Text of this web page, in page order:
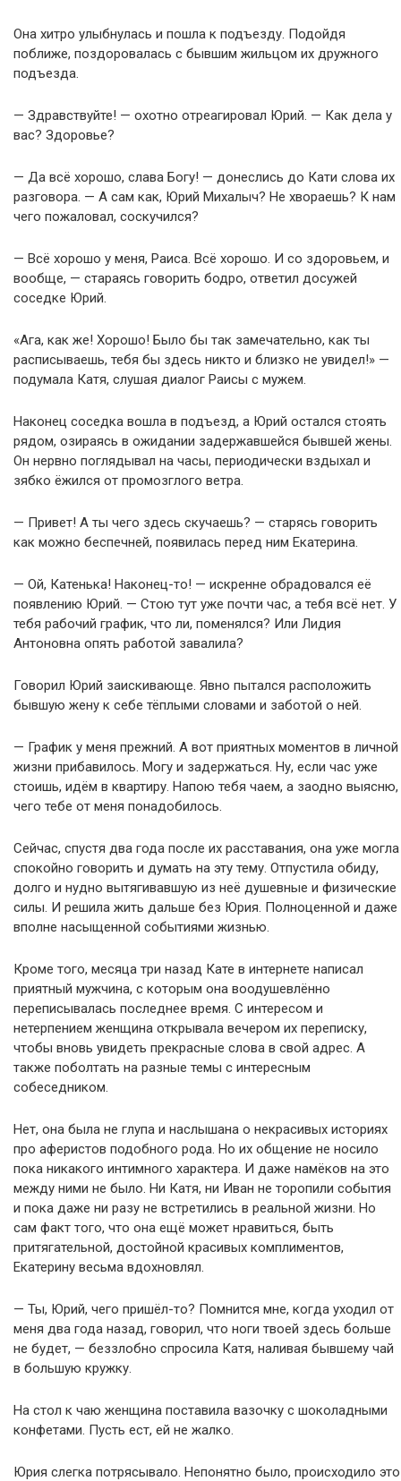
Она хитро улыбнулась и пошла к подъезду. Подойдя
поближе, поздоровалась с бывшим жильцом их дружного
подъезда.
— Здравствуйте! — охотно отреагировал Юрий. — Как дела у
вас? Здоровье?
— Да всё хорошо, слава Богу! — донеслись до Кати слова их
разговора. — А сам как, Юрий Михалыч? Не хвораешь? К нам
чего пожаловал, соскучился?
— Всё хорошо у меня, Раиса. Всё хорошо. И со здоровьем, и
вообще, — стараясь говорить бодро, ответил досужей
соседке Юрий.
«Ага, как же! Хорошо! Было бы так замечательно, как ты
расписываешь, тебя бы здесь никто и близко не увидел!» —
подумала Катя, слушая диалог Раисы с мужем.
Наконец соседка вошла в подъезд, а Юрий остался стоять
рядом, озираясь в ожидании задержавшейся бывшей жены.
Он нервно поглядывал на часы, периодически вздыхал и
зябко ёжился от промозглого ветра.
— Привет! А ты чего здесь скучаешь? — старясь говорить
как можно беспечней, появилась перед ним Екатерина.
— Ой, Катенька! Наконец-то! — искренне обрадовался её
появлению Юрий. — Стою тут уже почти час, а тебя всё нет. У
тебя рабочий график, что ли, поменялся? Или Лидия
Антоновна опять работой завалила?
Говорил Юрий заискивающе. Явно пытался расположить
бывшую жену к себе тёплыми словами и заботой о ней.
— График у меня прежний. А вот приятных моментов в личной
жизни прибавилось. Могу и задержаться. Ну, если час уже
стоишь, идём в квартиру. Напою тебя чаем, а заодно выясню,
чего тебе от меня понадобилось.
Сейчас, спустя два года после их расставания, она уже могла
спокойно говорить и думать на эту тему. Отпустила обиду,
долго и нудно вытягивавшую из неё душевные и физические
силы. И решила жить дальше без Юрия. Полноценной и даже
вполне насыщенной событиями жизнью.
Кроме того, месяца три назад Кате в интернете написал
приятный мужчина, с которым она воодушевлённо
переписывалась последнее время. С интересом и
нетерпением женщина открывала вечером их переписку,
чтобы вновь увидеть прекрасные слова в свой адрес. А
также поболтать на разные темы с интересным
собеседником.
Нет, она была не глупа и наслышана о некрасивых историях
про аферистов подобного рода. Но их общение не носило
пока никакого интимного характера. И даже намёков на это
между ними не было. Ни Катя, ни Иван не торопили события
и пока даже ни разу не встретились в реальной жизни. Но
сам факт того, что она ещё может нравиться, быть
притягательной, достойной красивых комплиментов,
Екатерину весьма вдохновлял.
— Ты, Юрий, чего пришёл-то? Помнится мне, когда уходил от
меня два года назад, говорил, что ноги твоей здесь больше
не будет, — беззлобно спросила Катя, наливая бывшему чай
в большую кружку.
На стол к чаю женщина поставила вазочку с шоколадными
конфетами. Пусть ест, ей не жалко.
Юрия слегка потрясывало. Непонятно было, происходило это